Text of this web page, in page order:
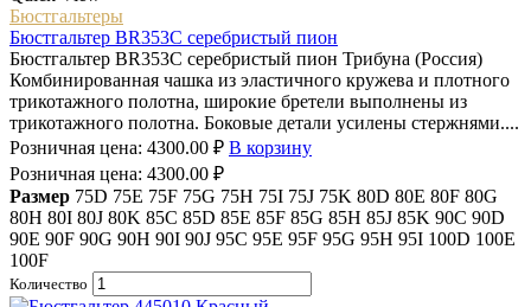
Бюстгальтеры
Бюстгальтер BR353C серебристый пион
Бюстгальтер BR353C серебристый пион Трибуна (Россия)
Комбинированная чашка из эластичного кружева и плотного
трикотажного полотна, широкие бретели выполнены из
трикотажного полотна. Боковые детали усилены стержнями....
Розничная цена: 4300.00 ₽ В корзину
Розничная цена: 4300.00 ₽
Размер 75D 75E 75F 75G 75H 75I 75J 75K 80D 80E 80F 80G
80H 80I 80J 80K 85C 85D 85E 85F 85G 85H 85J 85K 90C 90D
90E 90F 90G 90H 90I 90J 95C 95E 95F 95G 95H 95I 100D 100E
100F
Количество